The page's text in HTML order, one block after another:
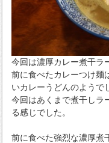
今回は濃厚カレー煮干ラ
前に食べたカレーつけ麺
いカレーうどんのようで
今回はあくまで煮干しラ
る感じでした。
前に食べた強烈な濃厚煮